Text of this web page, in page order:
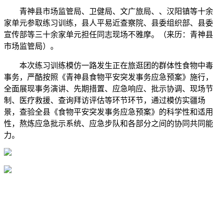
青神县市场监管局、卫健局、文广旅局、、汉阳镇等十余
家单元参取练习训练，县人平易近查察院、县委组织部、县委
宣传部等三十余家单元担任同志现场不雅摩。（来历：青神县
市场监管局）。
本次练习训练模仿一路发生正在旅逛团的群体性食物中毒
事务，严酷按照《青神县食物平安突发事务应急预案》施行，
全面展现事务演讲、先期措置、应急响应、批示协调、现场节
制、医疗救援、查询拜访评估等环节环节，通过模仿实疆场
景，查验全县《食物平安突发事务应急预案》的科学性和适用
性，熬炼应急批示系统、应急步队和各部分之间的协同共同能
力。